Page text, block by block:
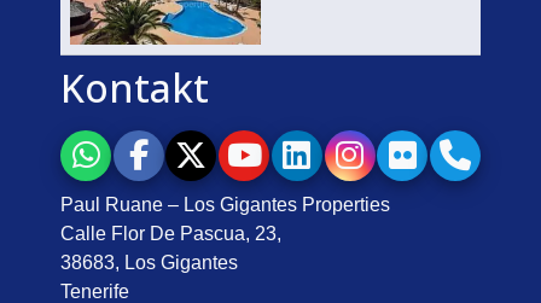
Kontakt
Paul Ruane – Los Gigantes Properties
Calle Flor De Pascua, 23,
38683, Los Gigantes
Tenerife